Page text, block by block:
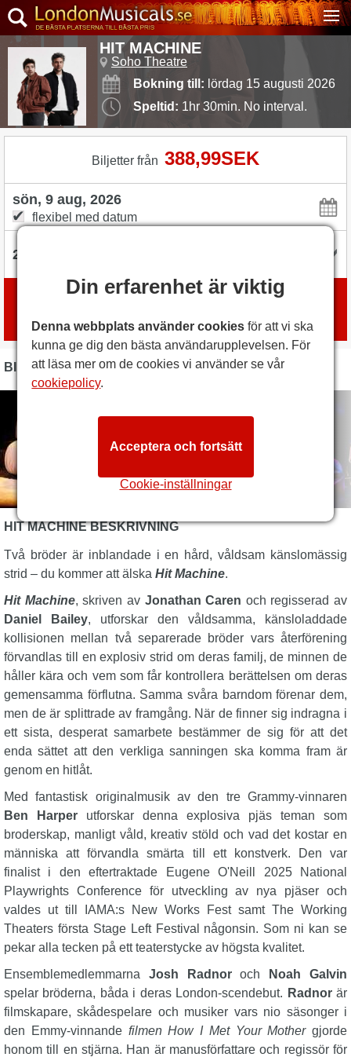
HIT MACHINE
Soho Theatre
Bokning till: lördag 15 augusti 2026
Speltid: 1hr 30min. No interval.
Biljetter från 388,99SEK
flexibel med datum
Boka biljetter
med London Box Office
BILDER
HIT MACHINE BESKRIVNING
Två bröder är inblandade i en hård, våldsam känslomässig
strid – du kommer att älska Hit Machine.
Hit Machine, skriven av Jonathan Caren och regisserad av
Daniel Bailey, utforskar den våldsamma, känsloladdade
kollisionen mellan två separerade bröder vars återförening
förvandlas till en explosiv strid om deras familj, de minnen de
håller kära och vem som får kontrollera berättelsen om deras
gemensamma förflutna. Samma svåra barndom förenar dem,
men de är splittrade av framgång. När de finner sig indragna i
ett sista, desperat samarbete bestämmer de sig för att det
enda sättet att den verkliga sanningen ska komma fram är
genom en hitlåt.
Med fantastisk originalmusik av den tre Grammy-vinnaren
Ben Harper utforskar denna explosiva pjäs teman som
broderskap, manligt våld, kreativ stöld och vad det kostar en
människa att förvandla smärta till ett konstverk. Den var
finalist i den eftertraktade Eugene O'Neill 2025 National
Playwrights Conference för utveckling av nya pjäser och
valdes ut till IAMA:s New Works Fest samt The Working
Theaters första Stage Left Festival någonsin. Som ni kan se
pekar alla tecken på ett teaterstycke av högsta kvalitet.
Ensemblemedlemmarna Josh Radnoroch
Noah Galvin
spelar bröderna, båda i deras London-scendebut. Radnorär
filmskapare, skådespelare och musiker vars nio säsonger i
den Emmy-vinnande filmen How I Met Your Mothergjorde
honom till en stjärna. Han är manusförfattare och regissör för
Din erfarenhet är viktig
Denna webbplats använder cookies för att vi ska
kunna ge dig den bästa användarupplevelsen. För
att läsa mer om de cookies vi använder se vår
cookiepolicy.
Cookie-inställningar
Acceptera och fortsätt